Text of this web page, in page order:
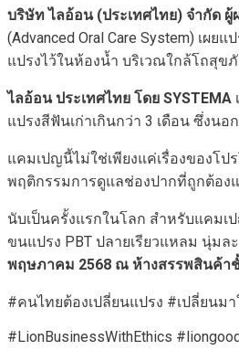
บริษัท ไลอ้อน (ประเทศไทย) จำกัด
(Advanced Oral Care System) เ
แปรงไว้ในห้องน้ำ บริเวณใกล้โถสุ
ไลอ้อน ประเทศไทย โดย SYSTEMA
แปรงสีฟันเก่าเกินกว่า 3 เดือน ซึ่งน
แคมเปญนี้ไม่ใช่เพียงแค่เรื่องของโ
พฤติกรรมการดูแลช่องปากที่ถูกต้อ
นับเป็นครั้งแรกในโลก สำหรับแคมเ
ขนแปรง PBT ปลายเรียวแหลม นุ่ม
พฤษภาคม 2568 ณ ห้างสรรพสินค้า
#คนไทยต้องเปลี่ยนแปรง #เปลี่ยนมา
#LionBusinessWithEthics